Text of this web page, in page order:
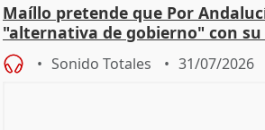
Maíllo pretende que Por
"alternativa de gobierno" con
oposición
Sonido Totales 31/07/2026